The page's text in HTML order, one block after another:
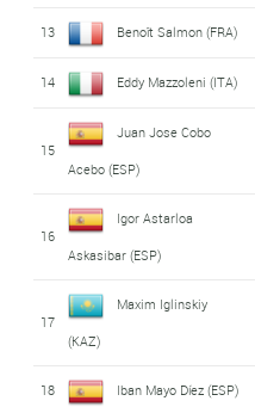
13 Benoît Salmon (FRA)
14 Eddy Mazzoleni (ITA)
15
Juan Jose Cobo
Acebo (ESP)
16
Igor Astarloa
Askasibar (ESP)
17
Maxim Iglinskiy
(KAZ)
18 Iban Mayo Díez (ESP)